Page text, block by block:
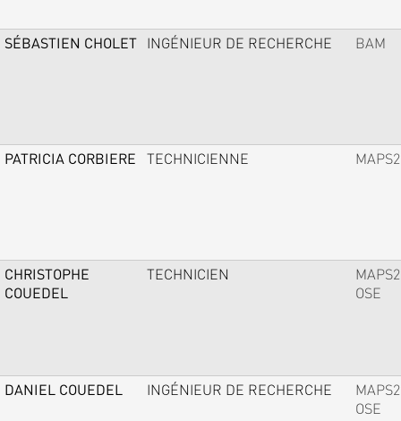
SÉBASTIEN CHOLET INGÉNIEUR DE RECHERCHE BAM
PATRICIA CORBIERE TECHNICIENNE MAPS2
CHRISTOPHE
COUEDEL
TECHNICIEN
MAPS2
OSE
DANIEL COUEDEL INGÉNIEUR DE RECHERCHE
MAPS2
OSE